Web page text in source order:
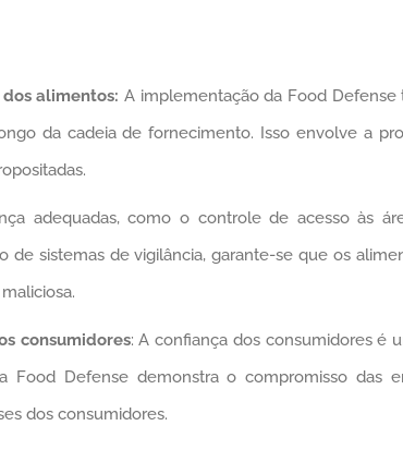
alimentos: A implementação da Food
da cadeia de fornecimento. Isso envolve a
adequadas, como o controle de acesso às
de sistemas de vigilância, garante-se que os
consumidores: A confiança dos consumidores é
Food Defense demonstra o compromisso das
dos consumidores.